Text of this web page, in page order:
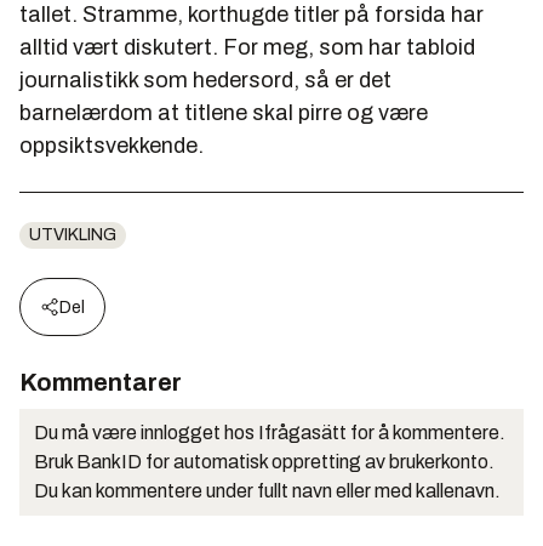
tallet. Stramme, korthugde titler på forsida har
alltid vært diskutert. For meg, som har tabloid
journalistikk som hedersord, så er det
barnelærdom at titlene skal pirre og være
oppsiktsvekkende.
UTVIKLING
Del
Kommentarer
Du må være innlogget hos Ifrågasätt for å kommentere.
Bruk BankID for automatisk oppretting av brukerkonto.
Du kan kommentere under fullt navn eller med kallenavn.